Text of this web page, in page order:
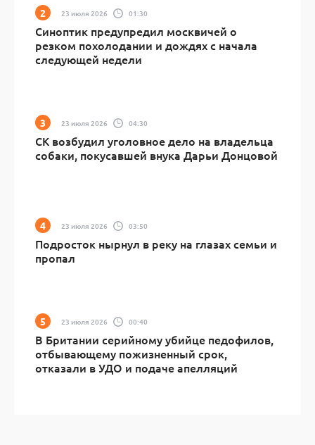
23 июля 2026 01:30
Синоптик предупредил москвичей о
резком похолодании и дождях с начала
следующей недели
23 июля 2026 04:30
СК возбудил уголовное дело на владельца
собаки, покусавшей внука Дарьи Донцовой
23 июля 2026 03:50
Подросток нырнул в реку на глазах семьи и
пропал
23 июля 2026 00:40
В Британии серийному убийце педофилов,
отбывающему пожизненный срок,
отказали в УДО и подаче апелляций